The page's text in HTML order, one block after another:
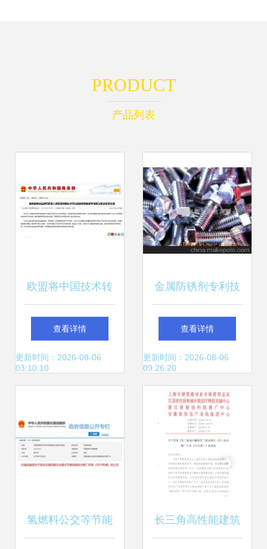
PRODUCT
产品列表
欧盟将中国技术转
让措施诉诸WTO，
商务部重申合作与
查看详情
更新时间：2026-08-06
03:10:10
金属防锈剂专利技
术转让 开启工业防
锈新纪元
查看详情
更新时间：2026-08-06
09:26:20
氢燃料公交等节能 长三角高性能建筑